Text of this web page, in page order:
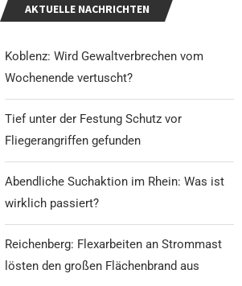
AKTUELLE NACHRICHTEN
Koblenz: Wird Gewaltverbrechen vom
Wochenende vertuscht?
Tief unter der Festung Schutz vor
Fliegerangriffen gefunden
Abendliche Suchaktion im Rhein: Was ist
wirklich passiert?
Reichenberg: Flexarbeiten an Strommast
lösten den großen Flächenbrand aus